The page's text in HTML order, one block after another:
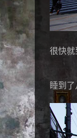
很快就
睡到